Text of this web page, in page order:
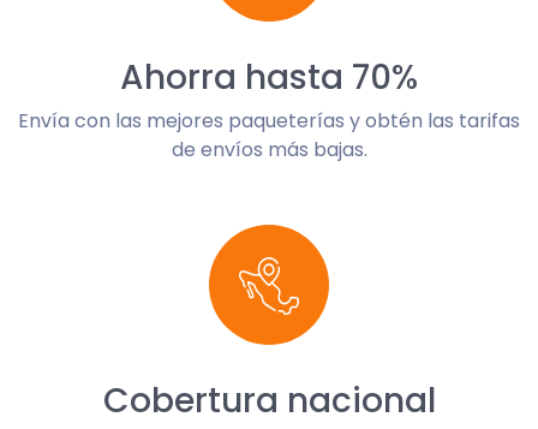
Ahorra hasta 70%
Envía con las mejores paqueterías y obtén las tarifas
de envíos más bajas.
Cobertura nacional